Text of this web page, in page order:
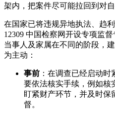
架内，把案件尽可能拉回到对
在国家已将违规异地执法、趋
12309 中国检察网开设专项监
当事人及家属在不同的阶段，
为主动：
事前 ：在调查已经启动
要依法核实手续，例如核
盯紧财产环节，并及时保
督。